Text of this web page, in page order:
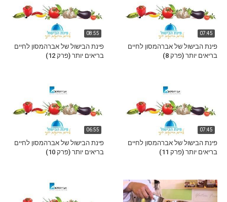
07:45
פינת הבישול של אברהמסון לחיים
בריאים יותר (פרק 8)
08:55
פינת הבישול של אברהמסון לחיים
בריאים יותר (פרק 12)
07:45
פינת הבישול של אברהמסון לחיים
בריאים יותר (פרק 11)
06:55
פינת הבישול של אברהמסון לחיים
בריאים יותר (פרק 10)